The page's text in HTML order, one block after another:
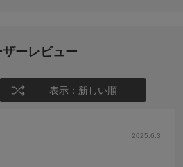
ーレビュー
表示：新しい順
2025.6.3